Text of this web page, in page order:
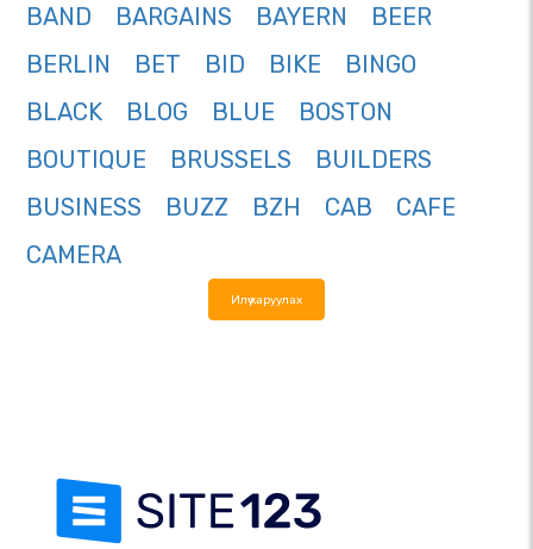
BAND
BARGAINS BAYERN
BEER
BERLIN
BET BID BIKE
BINGO
BLACK
BLOG BLUE
BOSTON
BOUTIQUE
BRUSSELS
BUILDERS
BUSINESS
BUZZ BZH CAB
CAFE
CAMERA
Илүү харуулах